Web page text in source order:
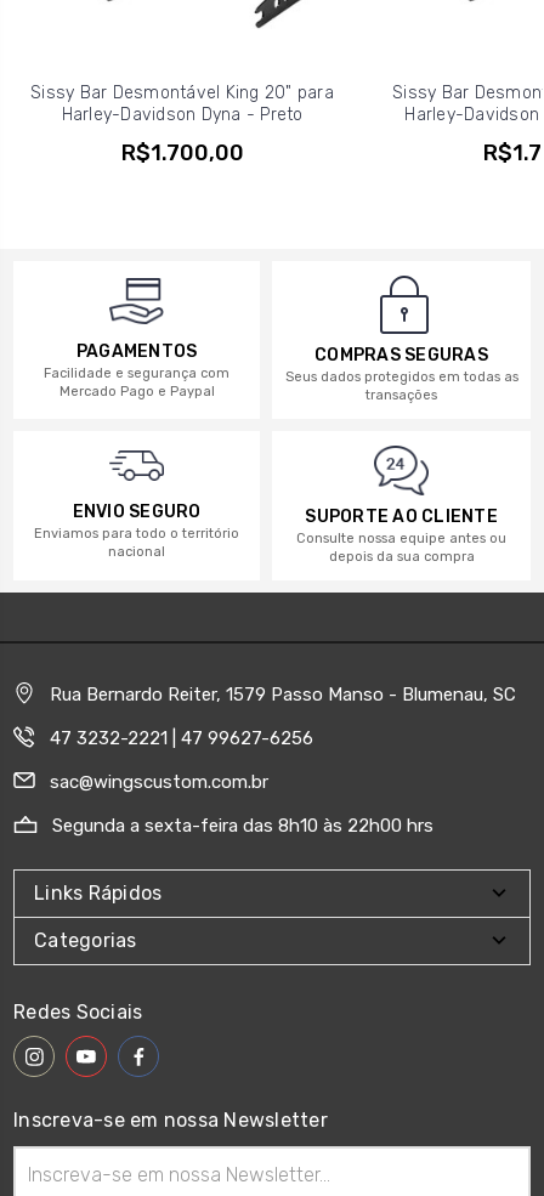
Sissy Bar Desmontável King 20" para
Harley-Davidson Dyna - Preto
R$1.700,00
Sissy Bar
Harley-
PAGAMENTOS
Facilidade e segurança com
Mercado Pago e Paypal
COMPRAS SEGURAS
Seus dados protegidos em todas as
transações
ENVIO SEGURO
Enviamos para todo o território
nacional
SUPORTE AO CLIENTE
Consulte nossa equipe antes ou
depois da sua compra
Rua Bernardo Reiter, 1579 Passo Manso - Blumenau, SC
47 3232-2221 | 47 99627-6256
sac@wingscustom.com.br
Segunda a sexta-feira das 8h10 às 22h00 hrs
Links Rápidos
Categorias
Redes Sociais
Inscreva-se em nossa Newsletter
de